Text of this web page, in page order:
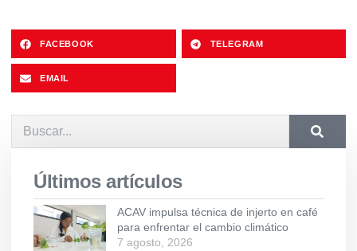
FACEBOOK TELEGRAM
EMAIL
Últimos artículos
ACAV impulsa técnica de injerto en café
para enfrentar el cambio climático
7 agosto, 2026